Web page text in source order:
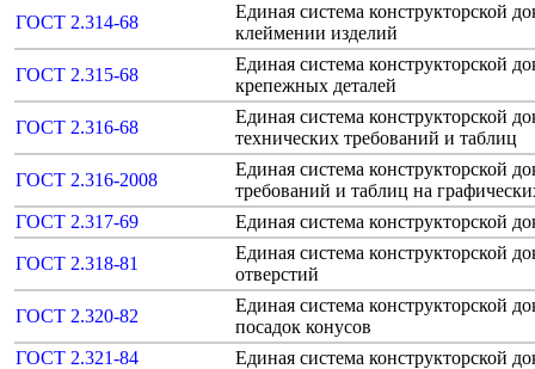
ГОСТ 2.314-68
Единая система конструкторской
клеймении изделий
ГОСТ 2.315-68
Единая система конструкторской
крепежных деталей
ГОСТ 2.316-68
Единая система конструкторской
технических требований и таблиц
ГОСТ 2.316-2008
Единая система конструкторской
требований и таблиц на
ГОСТ 2.317-69
Единая система конструкторской
ГОСТ 2.318-81
Единая система конструкторской
отверстий
ГОСТ 2.320-82
Единая система конструкторской
посадок конусов
ГОСТ 2.321-84
Единая система конструкторской